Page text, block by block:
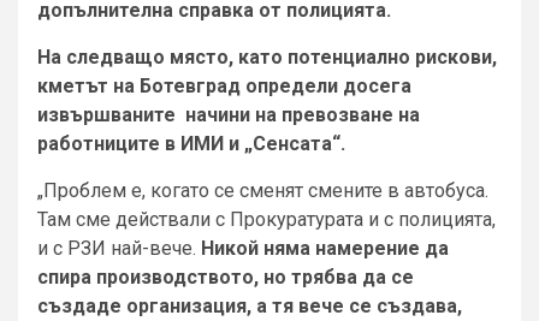
допълнителна справка от полицията.
На следващо място, като потенциално рискови,
кметът на Ботевград определи досега
извършваните начини на превозване на
работниците в ИМИ и „Сенсата“.
„Проблем е, когато се сменят смените в автобуса.
Там сме действали с Прокуратурата и с полицията,
и с РЗИ най-вече. Никой няма намерение да
спира производството, но трябва да се
създаде организация, а тя вече се създава,